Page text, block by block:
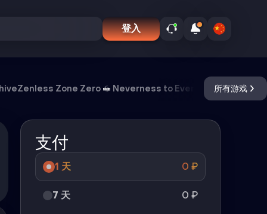
登入
Zenless Zone Zero Neverness to Everness Meccha
所有游戏
支付
1 天 0 ₽
7 天 0 ₽